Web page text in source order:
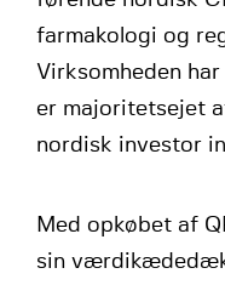
farmakologi og
Virksomheden
er majoritetsejet
nordisk investor
Med opkøbet af
sin